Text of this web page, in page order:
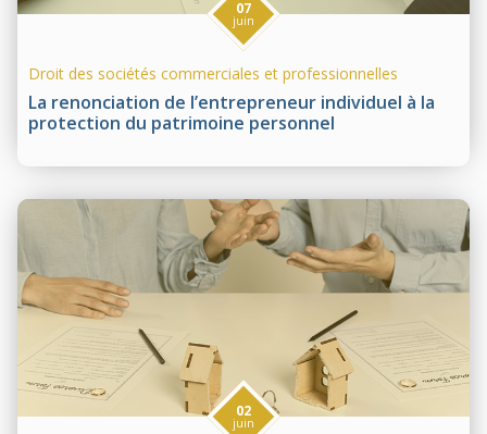
La renonciation de l’entrepreneur individuel à la
protection du patrimoine personnel
07
juin
Droit des sociétés commerciales et professionnelles
02
juin